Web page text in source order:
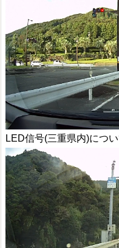
LED信号(三重県内)につ